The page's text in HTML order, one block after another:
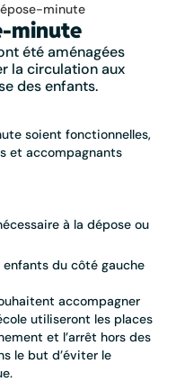
minute
minute
été aménagées
la circulation aux
des enfants.
soient fonctionnelles,
et accompagnants
à la dépose ou
enfants du côté gauche
accompagner
utiliseront les places
et l’arrêt hors des
le but d’éviter le